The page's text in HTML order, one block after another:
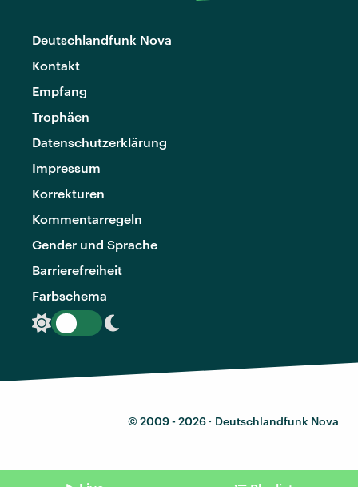
Deutschlandfunk Nova
Kontakt
Empfang
Trophäen
Datenschutzerklärung
Impressum
Korrekturen
Kommentarregeln
Gender und Sprache
Barrierefreiheit
Farbschema
© 2009 - 2026 · Deutschlandfunk Nova